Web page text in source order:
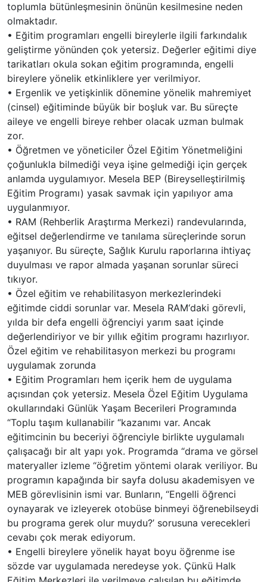
toplumla bütünleşmesinin önünün kesilmesine neden
olmaktadır.
• Eğitim programları engelli bireylerle ilgili farkındalık
geliştirme yönünden çok yetersiz. Değerler eğitimi diye
tarikatları okula sokan eğitim programında, engelli
bireylere yönelik etkinliklere yer verilmiyor.
• Ergenlik ve yetişkinlik dönemine yönelik mahremiyet
(cinsel) eğitiminde büyük bir boşluk var. Bu süreçte
aileye ve engelli bireye rehber olacak uzman bulmak
zor.
• Öğretmen ve yöneticiler Özel Eğitim Yönetmeliğini
çoğunlukla bilmediği veya işine gelmediği için gerçek
anlamda uygulamıyor. Mesela BEP (Bireyselleştirilmiş
Eğitim Programı) yasak savmak için yapılıyor ama
uygulanmıyor.
• RAM (Rehberlik Araştırma Merkezi) randevularında,
eğitsel değerlendirme ve tanılama süreçlerinde sorun
yaşanıyor. Bu süreçte, Sağlık Kurulu raporlarına ihtiyaç
duyulması ve rapor almada yaşanan sorunlar süreci
tıkıyor.
• Özel eğitim ve rehabilitasyon merkezlerindeki
eğitimde ciddi sorunlar var. Mesela RAM‘daki görevli,
yılda bir defa engelli öğrenciyi yarım saat içinde
değerlendiriyor ve bir yıllık eğitim programı hazırlıyor.
Özel eğitim ve rehabilitasyon merkezi bu programı
uygulamak zorunda
• Eğitim Programları hem içerik hem de uygulama
açısından çok yetersiz. Mesela Özel Eğitim Uygulama
okullarındaki Günlük Yaşam Becerileri Programında
“Toplu taşım kullanabilir “kazanımı var. Ancak
eğitimcinin bu beceriyi öğrenciyle birlikte uygulamalı
çalışacağı bir alt yapı yok. Programda “drama ve görsel
materyaller izleme “öğretim yöntemi olarak veriliyor. Bu
programın kapağında bir sayfa dolusu akademisyen ve
MEB görevlisinin ismi var. Bunların, “Engelli öğrenci
oynayarak ve izleyerek otobüse binmeyi öğrenebilseydi
bu programa gerek olur muydu?’ sorusuna verecekleri
cevabı çok merak ediyorum.
• Engelli bireylere yönelik hayat boyu öğrenme ise
sözde var uygulamada neredeyse yok. Çünkü Halk